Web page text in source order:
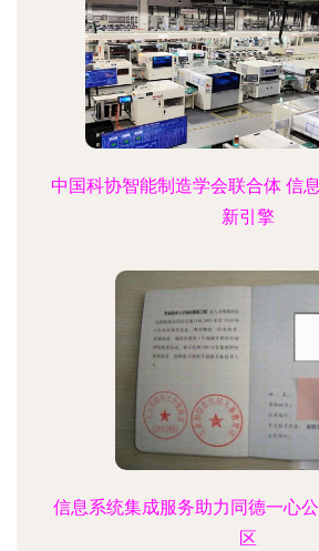
中国科协智能制造学会联合体 信
新引擎
信息系统集成服务助力同德一心
区